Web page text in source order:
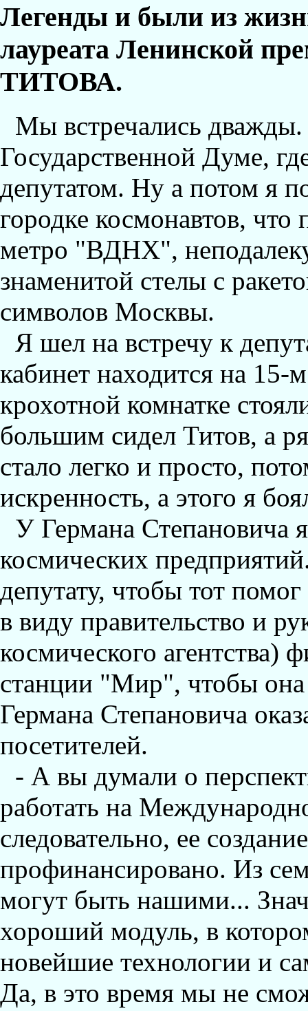
Легенды и были из
лауреата Ленинской
ТИТОВА.
Мы встречались
Государственной Думе,
депутатом. Hу а потом я
городке космонавтов,
метро "ВДHХ",
знаменитой стелы с
символов Москвы.
Я шел на встречу к
кабинет находится на
крохотной комнатке
большим сидел Титов, а
стало легко и просто,
искренность, а этого я
У Германа Степановича
космических
депутату, чтобы тот
в виду правительство и
космического агентства)
станции "Мир", чтобы она
Германа Степановича
посетителей.
- А вы думали о
работать на
следовательно, ее
профинансировано. Из
могут быть нашими...
хороший модуль, в
новейшие технологии и
Да, в это время мы не